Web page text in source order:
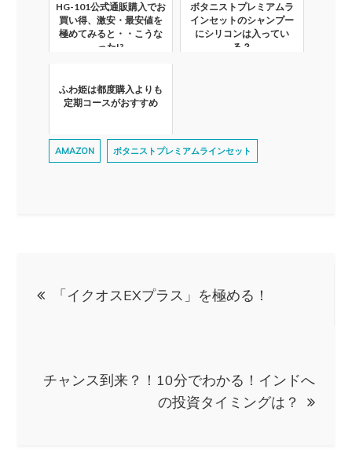
HG-101公式通販購入でお
買い得、激安・最安値を
極めてみると・・こうな
った!?
ボタニストプレミアムラ
インセットのシャンプー
にシリコンは入ってい
る？
ふわ姫は都度購入よりも
定期コースがおすすめ
AMAZON ボタニストプレミアムラインセット
「イクオスEXプラス」を極める！
チャンス到来？！10分でわかる！インドへ
の投資タイミングは？